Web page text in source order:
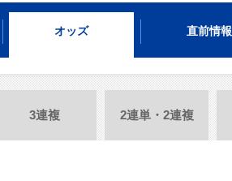
オッズ 直前情報
3連複 2連単・2連複